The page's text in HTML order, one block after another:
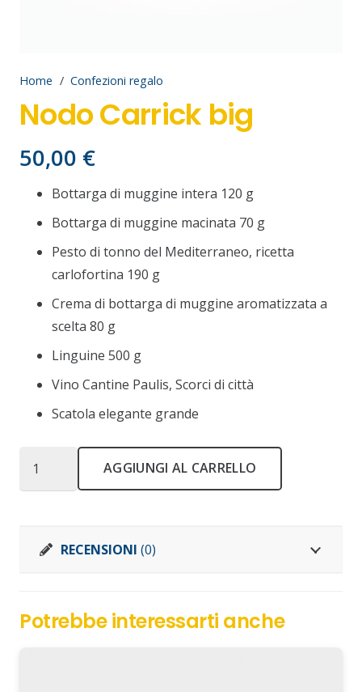
Home / Confezioni regalo
Nodo Carrick big
50,00 €
Bottarga di muggine intera 120 g
Bottarga di muggine macinata 70 g
Pesto di tonno del Mediterraneo, ricetta
carlofortina 190 g
Crema di bottarga di muggine aromatizzata a
scelta 80 g
Linguine 500 g
Vino Cantine Paulis, Scorci di città
Scatola elegante grande
AGGIUNGI AL CARRELLO
RECENSIONI (0)
Potrebbe interessarti anche